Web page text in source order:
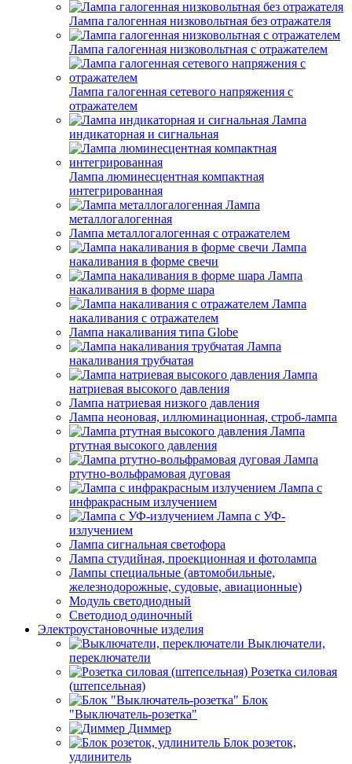
Лампа галогенная низковольтная без отражателя
Лампа галогенная низковольтная с отражателем
Лампа галогенная сетевого напряжения с
отражателем
Лампа
индикаторная и сигнальная
Лампа люминесцентная компактная
интегрированная
Лампа
металлогалогенная
Лампа металлогалогенная с отражателем
Лампа
накаливания в форме свечи
Лампа
накаливания в форме шара
Лампа
накаливания с отражателем
Лампа накаливания типа Globe
Лампа
накаливания трубчатая
Лампа
натриевая высокого давления
Лампа натриевая низкого давления
Лампа неоновая, иллюминационная, строб-лампа
Лампа
ртутная высокого давления
Лампа
ртутно-вольфрамовая дуговая
Лампа с
инфракрасным излучением
Лампа с УФ-
излучением
Лампа сигнальная светофора
Лампа студийная, проекционная и фотолампа
Лампы специальные (автомобильные,
железнодорожные, судовые, авиационные)
Модуль светодиодный
Светодиод одиночный
Электроустановочные изделия
Выключатели,
переключатели
Розетка силовая
(штепсельная)
Блок
"Выключатель-розетка"
Диммер
Блок розеток,
удлинитель